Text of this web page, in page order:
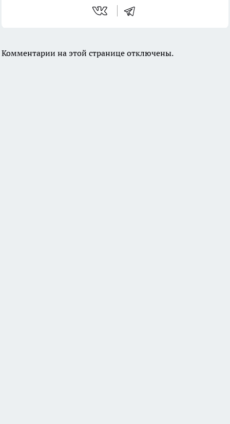
Комментарии на этой странице отключены.